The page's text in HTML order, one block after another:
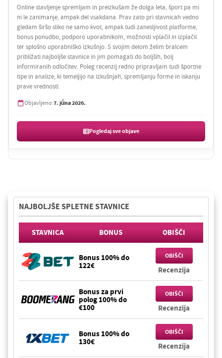
Online stavljenje spremljam in preizkušam že dolga leta, šport pa mi
ni le zanimanje, ampak del vsakdana. Prav zato pri stavnicah vedno
gledam širšo sliko ne samo kvot, ampak tudi zanesljivost platforme,
bonus ponudbo, podporo uporabnikom, možnosti vplačil in izplačil
ter splošno uporabniško izkušnjo. S svojim delom želim bralcem
približati najboljše stavnice in jim pomagati do boljših, bolj
informiranih odločitev. Poleg recenzij redno pripravljam tudi športne
tipe in analize, ki temeljijo na izkušnjah, spremljanju forme in iskanju
prave vrednosti.
Objavljeno:7. júna 2026.
Pogledaj sve objave
NAJBOLJŠE SPLETNE STAVNICE
STAVNICA BONUS OBIŠČI
Bonus 100% do
122€
OBIŠČI
Recenzija
Bonus za prvi
polog 100% do
€100
OBIŠČI
Recenzija
Bonus 100% do
130€
OBIŠČI
Recenzija